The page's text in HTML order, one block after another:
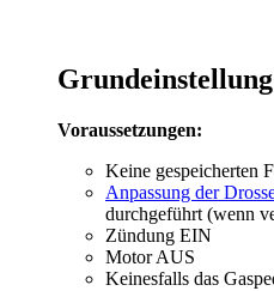
Grundeinstellung
Voraussetzungen:
Keine gespeicherten
Anpassung der
durchgeführt (wenn
Zündung EIN
Motor AUS
Keinesfalls das